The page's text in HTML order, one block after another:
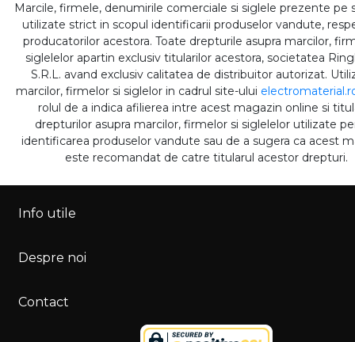
Marcile, firmele, denumirile comerciale si siglele prezente pe
utilizate strict in scopul identificarii produselor vandute,
producatorilor acestora. Toate drepturile asupra marcilor,
siglelelor apartin exclusiv titularilor acestora, societatea
S.R.L. avand exclusiv calitatea de distribuitor autorizat.
marcilor, firmelor si siglelor in cadrul site-ului
rolul de a indica afilierea intre acest magazin online si
drepturilor asupra marcilor, firmelor si siglelelor utilizate
identificarea produselor vandute sau de a sugera ca acest
este recomandat de catre titularul acestor drepturi.
Info utile
Despre noi
Contact